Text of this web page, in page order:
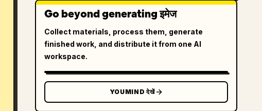
Go beyond generating इमेज
Collect materials, process them, generate
finished work, and distribute it from one AI
workspace.
YOUMIND देखें